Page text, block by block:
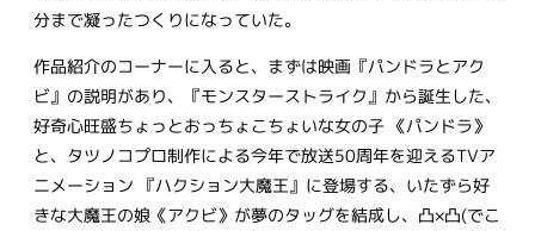
分まで凝ったつくりになっていた。
作品紹介のコーナーに入ると、まずは映画『パンドラとアク
ビ』の説明があり、『モンスターストライク』から誕生した、
好奇心旺盛ちょっとおっちょこちょいな女の子 《パンドラ》
と、タツノコプロ制作による今年で放送50周年を迎えるTVア
ニメーション 『ハクション大魔王』に登場する、いたずら好
きな大魔王の娘《アクビ》が夢のタッグを結成し、凸×凸(でこ